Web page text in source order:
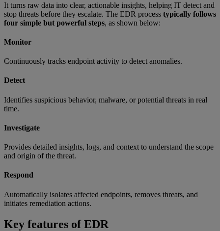
It turns raw data into clear, actionable insights, helping IT detect and
stop threats before they escalate. The EDR process typically follows
four simple but powerful steps, as shown below:
Monitor
Continuously tracks endpoint activity to detect anomalies.
Detect
Identifies suspicious behavior, malware, or potential threats in real
time.
Investigate
Provides detailed insights, logs, and context to understand the scope
and origin of the threat.
Respond
Automatically isolates affected endpoints, removes threats, and
initiates remediation actions.
Key features of EDR